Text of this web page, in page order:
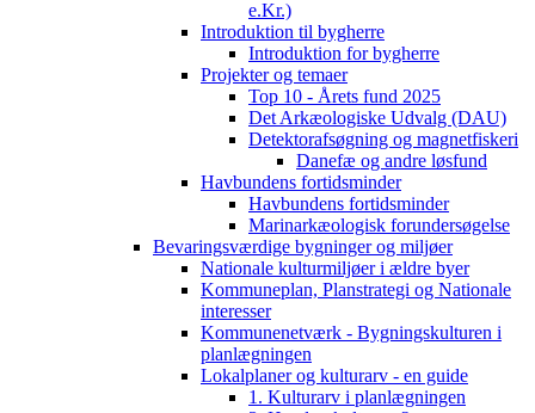
e.Kr.)
Introduktion til bygherre
Introduktion for bygherre
Projekter og temaer
Top 10 - Årets fund 2025
Det Arkæologiske Udvalg (DAU)
Detektorafsøgning og magnetfiskeri
Danefæ og andre løsfund
Havbundens fortidsminder
Havbundens fortidsminder
Marinarkæologisk forundersøgelse
Bevaringsværdige bygninger og miljøer
Nationale kulturmiljøer i ældre byer
Kommuneplan, Planstrategi og Nationale
interesser
Kommunenetværk - Bygningskulturen i
planlægningen
Lokalplaner og kulturarv - en guide
1. Kulturarv i planlægningen